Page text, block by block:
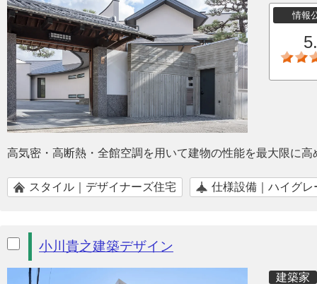
情報
高気密・高断熱・全館空調を用いて建物の性能を最大限に
スタイル｜デザイナーズ住宅 仕様設備｜ハイグレ
小川貴之建築デザイン
建築家